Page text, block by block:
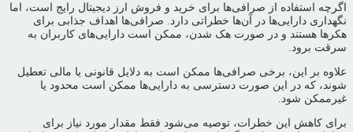
اگرچه استفاده از صرافی‌ها برای خرید و فروش ارز دیجیتال رایج است، اما
نگهداری دارایی‌ها در آن‌ها خطراتی دارد. صرافی‌ها اهداف جذابی برای
هکرها هستند و در صورت هک شدن، ممکن است دارایی‌های کاربران به
سرقت برود.
علاوه بر این، برخی صرافی‌ها ممکن است به دلایل قانونی یا مالی تعطیل
شوند، که در این صورت دسترسی به دارایی‌ها ممکن است محدود یا
غیرممکن شود.
برای کاهش این خطرات، توصیه می‌شود فقط مقدار مورد نیاز برای